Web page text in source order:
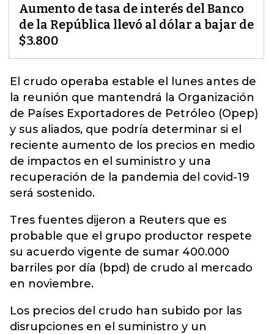
Aumento de tasa de interés del Banco
de la República llevó al dólar a bajar de
$3.800
El crudo operaba estable el lunes antes de
la reunión que mantendrá la Organización
de Países Exportadores de Petróleo (Opep)
y sus aliados, que podría determinar si el
reciente aumento de los precios en medio
de impactos en el suministro y una
recuperación de la pandemia del covid-19
será sostenido.
Tres fuentes dijeron a Reuters que es
probable que el grupo productor respete
su acuerdo vigente de sumar 400.000
barriles por día (bpd) de crudo al mercado
en noviembre.
Los precios del crudo han subido por las
disrupciones en el suministro y un